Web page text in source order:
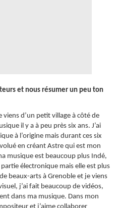
et nous résumer un peu ton
viens d’un petit village à côté de
il y a à peu près six ans. J’ai
à l’origine mais durant ces six
en créant Astre qui est mon
musique est beaucoup plus Indé,
électronique mais elle est plus
beaux-arts à Grenoble et je viens
j’ai fait beaucoup de vidéos,
dans ma musique. Dans mon